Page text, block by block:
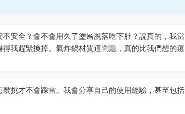
安全？會不會用久了塗層脫落吃下肚？說真的，我當
我趕緊換掉。氣炸鍋材質這問題，真的比我們想的還
挑才不會踩雷。我會分享自己的使用經驗，甚至包括